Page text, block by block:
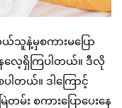
သူနဲ့မှစကားမပြော
လေ့ရှိကြပါတယ်။ ဒီလို
တယ်။ ဒါကြောင့်
း စကားပြောပေးနေ